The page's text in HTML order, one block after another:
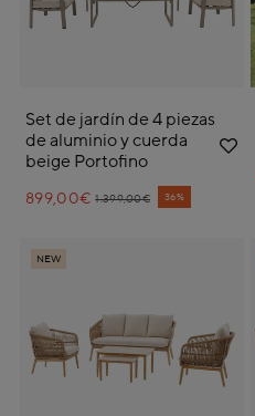
Set de jardín de 4 piezas
de aluminio y cuerda
beige Portofino
Price reduced from
1.399,00€
to 36%
899,00€
NEW